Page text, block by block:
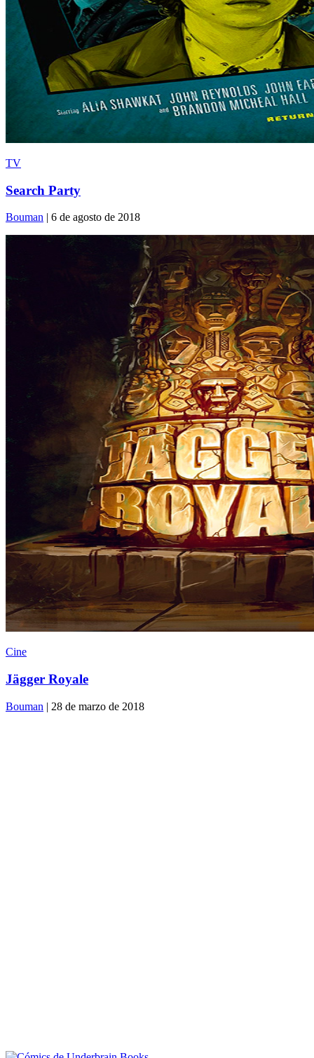
TV
Search Party
Bouman | 6 de agosto de 2018
Cine
Jägger Royale
Bouman | 28 de marzo de 2018